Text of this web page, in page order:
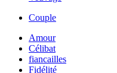
Couple
Amour
Célibat
fiancailles
Fidélité